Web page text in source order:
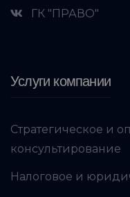
ГК "ПРАВО"
Услуги компании
Стратегическое и
консультирование
Налоговое и